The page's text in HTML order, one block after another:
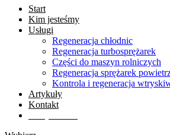
Start
Kim jesteśmy
Usługi
Regeneracja chłodnic
Regeneracja turbosprężarek
Części do maszyn rolniczych
Regeneracja sprężarek
Kontrola i regeneracja
Artykuły
Kontakt